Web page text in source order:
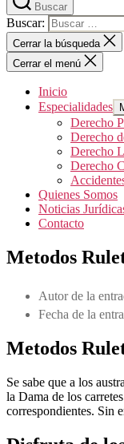
Buscar
Buscar:
Cerrar la búsqueda
Cerrar el menú
Inicio
Especialidades
Derecho
Derecho
Derecho
Derecho
Quienes Somos
Noticias
Contacto
Metodos
Autor de la
Fecha de la
Metodos
Se sabe que a los
la Dama de los
correspondientes. Sin